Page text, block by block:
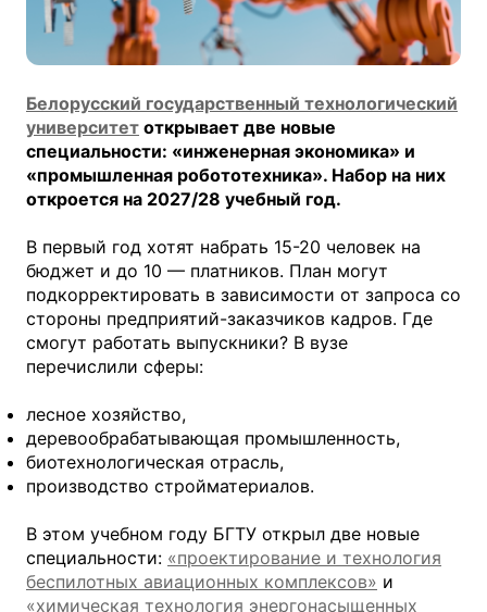
Белорусский государственный технологический
университет открывает две новые
специальности: «инженерная экономика» и
«промышленная робототехника». Набор на них
откроется на 2027/28 учебный год.
В первый год хотят набрать 15-20 человек на
бюджет и до 10 — платников. План могут
подкорректировать в зависимости от запроса со
стороны предприятий-заказчиков кадров. Где
смогут работать выпускники? В вузе
перечислили сферы:
лесное хозяйство,
деревообрабатывающая промышленность,
биотехнологическая отрасль,
производство стройматериалов.
В этом учебном году БГТУ открыл две новые
специальности: «проектирование и технология
беспилотных авиационных комплексов» и
«химическая технология энергонасыщенных